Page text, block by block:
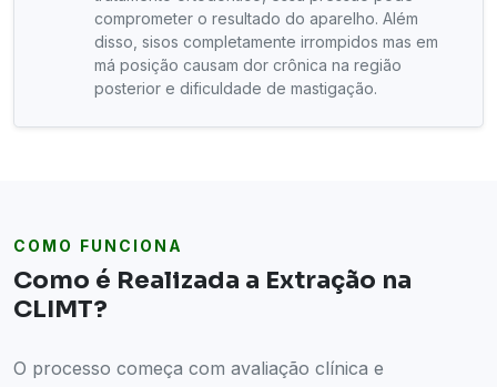
comprometer o resultado do aparelho. Além
disso, sisos completamente irrompidos mas em
má posição causam dor crônica na região
posterior e dificuldade de mastigação.
COMO FUNCIONA
Como é Realizada a Extração na
CLIMT?
O processo começa com avaliação clínica e